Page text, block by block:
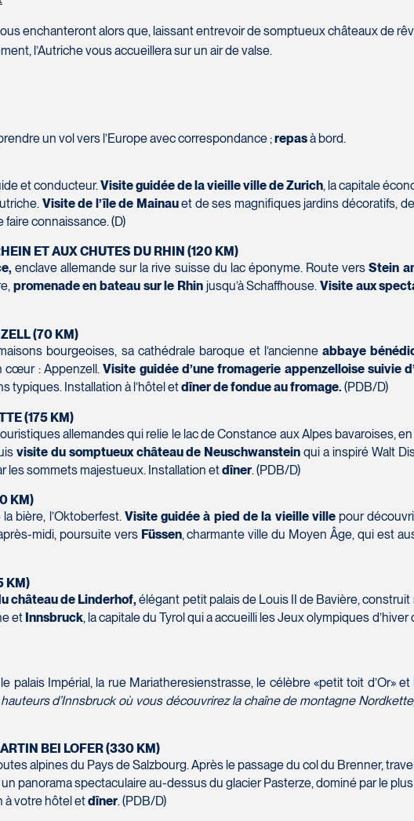
enchanteront alors que, laissant entrevoir de somptueux châteaux de
l’Autriche vous accueillera sur un air de valse.
un vol vers l’Europe avec correspondance ;repasà bord.
et conducteur. Visite guidée de la vieille ville de Zurich, la capitale
Visite de l’île de Mainauet de ses magnifiques jardins décoratifs,
connaissance. (D)
ET AUX CHUTES DU RHIN (120 KM)
enclave allemande sur la rive suisse du lac éponyme. Route versStein
promenade en bateau sur le Rhinjusqu’à Schaffhouse. Visite aux
(70 KM)
bourgeoises, sa cathédrale baroque et l’ancienneabbaye
cœur : Appenzell.Visite guidée d’une fromagerie appenzelloise suivie
typiques. Installation à l’hôtel etdîner de fondue au fromage. (PDB/D)
(175 KM)
allemandes qui relie le lac de Constance aux Alpes bavaroises,
visite du somptueux château de Neuschwanstein qui a inspiré Walt
les sommets majestueux. Installation etdîner. (PDB/D)
KM)
bière, l’Oktoberfest.Visite guidée à pied de la vieille ville pour
midi, poursuite vers Füssen, charmante ville du Moyen Âge, qui est
KM)
château de Linderhof, élégant petit palais de Louis II de Bavière,
et Innsbruck, la capitale du Tyrol qui a accueilli les Jeux olympiques
palais Impérial, la rue Mariatheresienstrasse, le célèbre «petit toit d’Or» et
d’Innsbruck où vous découvrirez la chaîne de montagne
BEI LOFER (330 KM)
alpines du Pays de Salzbourg. Après le passage du col du Brenner,
panorama spectaculaire au-dessus du glacier Pasterze, dominé par le
à votre hôtel etdîner. (PDB/D)
H)
0C1
Message*
SOUMETTRE